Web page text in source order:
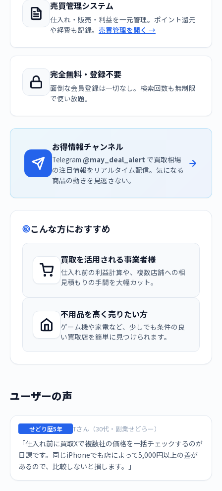
売買管理システム
仕入れ・販売・利益を一元管理。ポイント還元
や経費も記録。 売買管理を開く →
完全無料・登録不要
面倒な会員登録は一切なし。検索回数も無制限
で使い放題。
お得情報チャンネル
Telegram @may_deal_alert で買取相場
の注目情報をリアルタイム配信。気になる
商品の動きを見逃さない。
こんな方におすすめ
買取を活用される事業者様
仕入れ前の利益計算や、複数店舗への相
見積もりの手間を大幅カット。
不用品を高く売りたい方
ゲーム機や家電など、少しでも条件の良
い買取店を簡単に見つけられます。
ユーザーの声
せどり歴5年 Tさん（30代・副業せどらー）
「仕入れ前に買取Xで複数社の価格を一括チェックするのが
日課です。同じiPhoneでも店によって5,000円以上の差が
あるので、比較しないと損します。」